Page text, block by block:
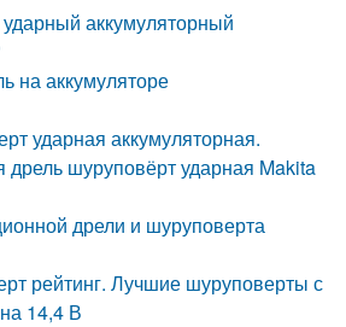
аккумуляторный
на аккумуляторе
ударная аккумуляторная.
дрель шуруповёрт ударная Makita
дрели и шуруповерта
рейтинг. Лучшие шуруповерты с
14,4 В